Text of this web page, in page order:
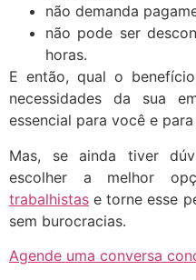
não demanda
não pode ser
horas.
E então, qual o
necessidades da sua
essencial para você e
Mas, se ainda tiver
escolher a melhor
trabalhistas e torne esse
sem burocracias.
Agende uma conversa